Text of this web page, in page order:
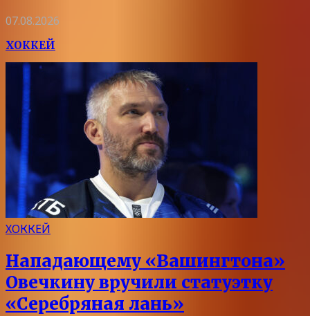
07.08.2026
ХОККЕЙ
ХОККЕЙ
Нападающему «Вашингтона»
Овечкину вручили статуэтку
«Серебряная лань»